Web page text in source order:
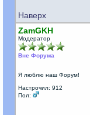
Наверх
ZamGKH
Модератор
Вне Форума
Я люблю наш Форум!
Настрочил: 912
Пол: